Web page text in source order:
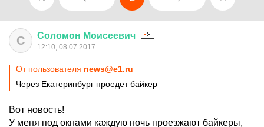
С Соломон Моисеевич
12:10, 08.07.2017
От пользователя news@e1.ru
Через Екатеринбург проедет байкер
Вот новость!
У меня под окнами каждую ночь проезжают байкеры,